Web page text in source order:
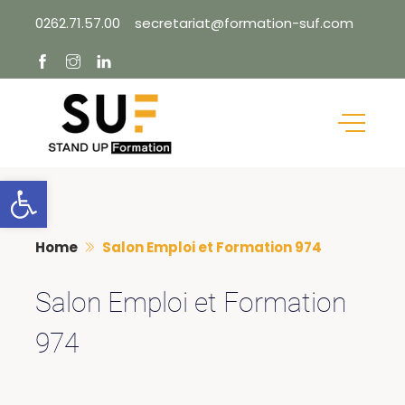
Ouvrir la barre d’outils
content
0262.71.57.00 secretariat@formation-suf.com
Home Salon Emploi et Formation 974
Salon Emploi et Formation
974